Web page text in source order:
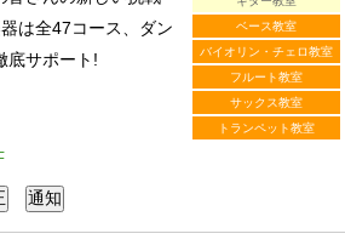
ベース教室
バイオリン・チェロ教室
フルート教室
サックス教室
トランペット教室
は全47コース、ダン
底サポート!